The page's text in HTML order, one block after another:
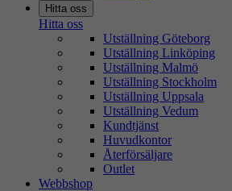
Hitta oss
Hitta oss
Utställning Göteborg
Utställning Linköping
Utställning Malmö
Utställning Stockholm
Utställning Uppsala
Utställning Vedum
Kundtjänst
Huvudkontor
Återförsäljare
Outlet
Webbshop